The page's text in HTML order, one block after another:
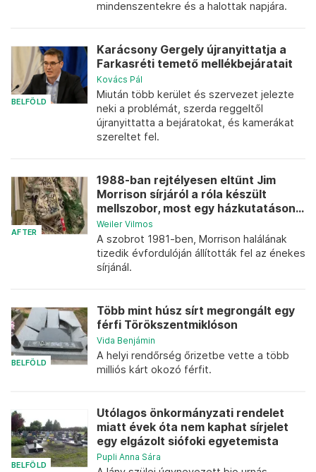
mindenszentekre és a halottak napjára.
BELFÖLD
Karácsony Gergely újranyittatja a
Farkasréti temető mellékbejáratait
Kovács Pál
Miután több kerület és szervezet jelezte
neki a problémát, szerda reggeltől
újranyittatta a bejáratokat, és kamerákat
szereltet fel.
AFTER
1988-ban rejtélyesen eltűnt Jim
Morrison sírjáról a róla készült
mellszobor, most egy házkutatáson...
Weiler Vilmos
A szobrot 1981-ben, Morrison halálának
tizedik évfordulóján állították fel az énekes
sírjánál.
BELFÖLD
Több mint húsz sírt megrongált egy
férfi Törökszentmiklóson
Vida Benjámin
A helyi rendőrség őrizetbe vette a több
milliós kárt okozó férfit.
BELFÖLD
Utólagos önkormányzati rendelet
miatt évek óta nem kaphat sírjelet
egy elgázolt siófoki egyetemista
Pupli Anna Sára